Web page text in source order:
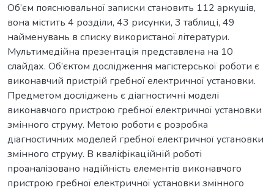
Об’єм пояснювальної записки становить 112 аркушів,
вона містить 4 розділи, 43 рисунки, 3 таблиці, 49
найменувань в списку використаної літератури.
Мультимедійна презентація представлена на 10
слайдах. Об’єктом дослідження магістерської роботи є
виконавчий пристрій гребної електричної установки.
Предметом досліджень є діагностичні моделі
виконавчого пристрою гребної електричної установки
змінного струму. Метою роботи є розробка
діагностичних моделей гребної електричної установки
змінного струму. В кваліфікаційній роботі
проаналізовано надійність елементів виконавчого
пристрою гребної електричної установки змінного